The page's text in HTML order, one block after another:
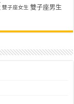
雙子座女生 雙子座男生